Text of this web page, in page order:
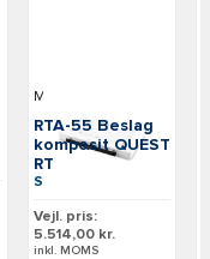
RTA-55 Beslag
komposit QUEST
RT
SKU: M1854055
Minn Kota
Vejl. pris:
5.514,00 kr.
inkl. MOMS